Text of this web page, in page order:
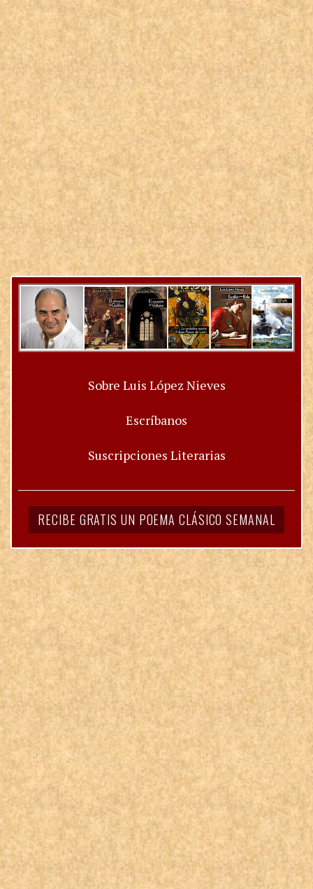
Sobre Luis López Nieves
Escríbanos
Suscripciones Literarias
RECIBE GRATIS UN POEMA CLÁSICO SEMANAL